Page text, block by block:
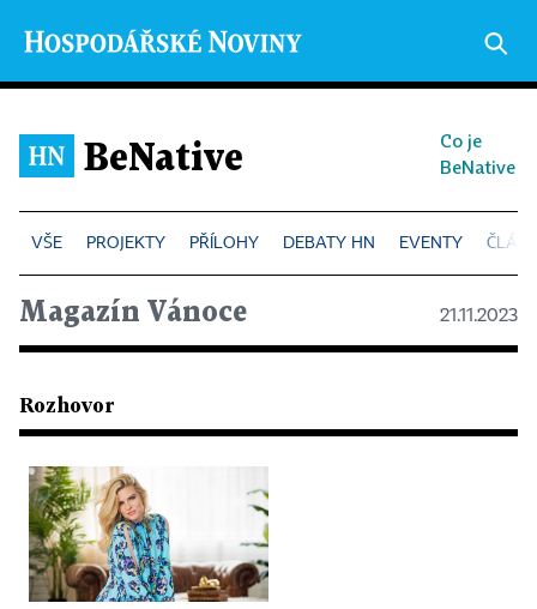
BeNative
Co je
BeNative
PROJEKTY PŘÍLOHY DEBATY HN EVENTY
Magazín Vánoce 21.11.2023
Rozhovor